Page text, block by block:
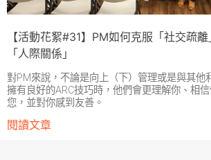
【活動花絮#31】PM如何克服「社交疏
「人際關係」
對PM來說，不論是向上（下）管理或是與其他
擁有良好的ARC技巧時，他們會更理解你、相
您，並對你感到友善。
閱讀文章